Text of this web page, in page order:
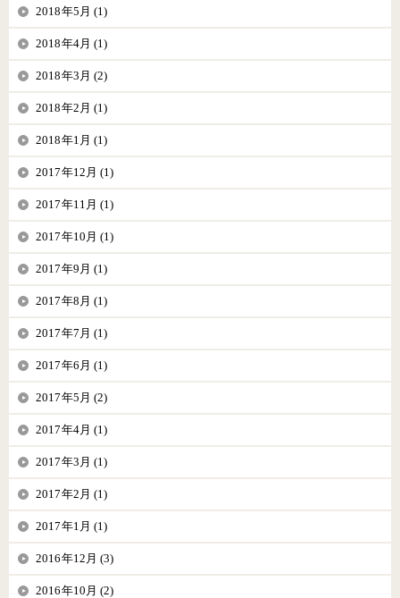
2018年5月 (1)
2018年4月 (1)
2018年3月 (2)
2018年2月 (1)
2018年1月 (1)
2017年12月 (1)
2017年11月 (1)
2017年10月 (1)
2017年9月 (1)
2017年8月 (1)
2017年7月 (1)
2017年6月 (1)
2017年5月 (2)
2017年4月 (1)
2017年3月 (1)
2017年2月 (1)
2017年1月 (1)
2016年12月 (3)
2016年10月 (2)